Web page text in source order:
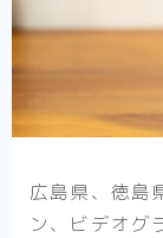
広島県、徳島
ン、ビデオグ